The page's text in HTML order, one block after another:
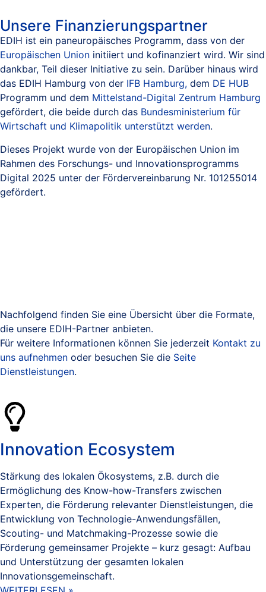
Unsere Finanzierungspartner
EDIH ist ein paneuropäisches Programm, dass von der
Europäischen Union initiiert und kofinanziert wird. Wir sind
dankbar, Teil dieser Initiative zu sein. Darüber hinaus wird
das EDIH Hamburg von der IFB Hamburg, dem DE HUB
Programm und dem Mittelstand-Digital Zentrum Hamburg
gefördert, die beide durch das Bundesministerium für
Wirtschaft und Klimapolitik unterstützt werden.
Dieses Projekt wurde von der Europäischen Union im
Rahmen des Forschungs- und Innovationsprogramms
Digital 2025 unter der Fördervereinbarung Nr. 101255014
gefördert.
Nachfolgend finden Sie eine Übersicht über die Formate,
die unsere EDIH-Partner anbieten.
Für weitere Informationen können Sie jederzeit Kontakt zu
uns aufnehmen oder besuchen Sie die Seite
Dienstleistungen.
Innovation Ecosystem
Stärkung des lokalen Ökosystems, z.B. durch die
Ermöglichung des Know-how-Transfers zwischen
Experten, die Förderung relevanter Dienstleistungen, die
Entwicklung von Technologie-Anwendungsfällen,
Scouting- und Matchmaking-Prozesse sowie die
Förderung gemeinsamer Projekte – kurz gesagt: Aufbau
und Unterstützung der gesamten lokalen
Innovationsgemeinschaft.